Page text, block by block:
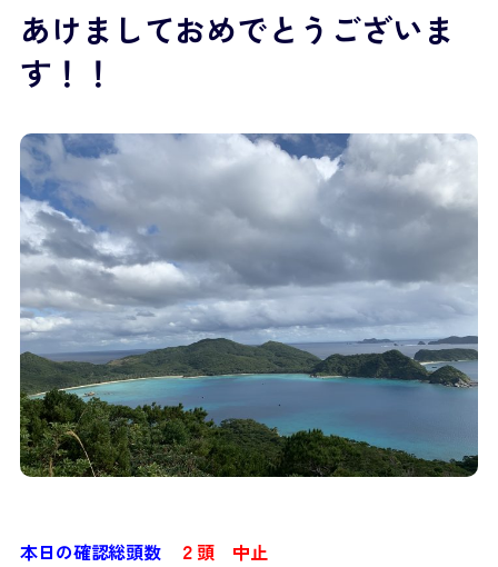
あけましておめでとうございま
す！！
本日の確認総頭数
２頭 中止